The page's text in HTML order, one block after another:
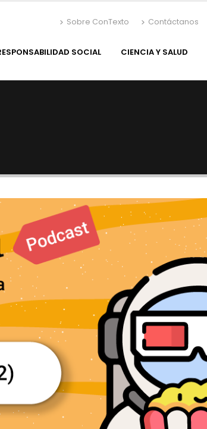
Sobre ConTexto Contáctanos
SOCIAL CIENCIA Y SALUD